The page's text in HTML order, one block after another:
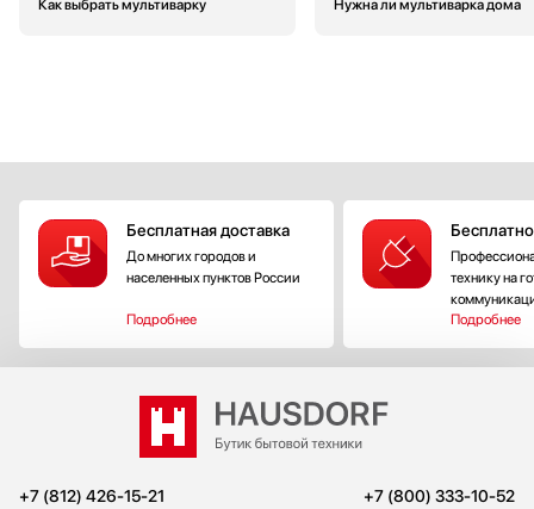
Как выбрать мультиварку Нужна ли мультиварка дома
Бесплатная доставка
До многих городов и
населенных пунктов России
Подробнее
технику на
Подробнее
+7 (812) 426-15-21 +7 (800) 333-10-52